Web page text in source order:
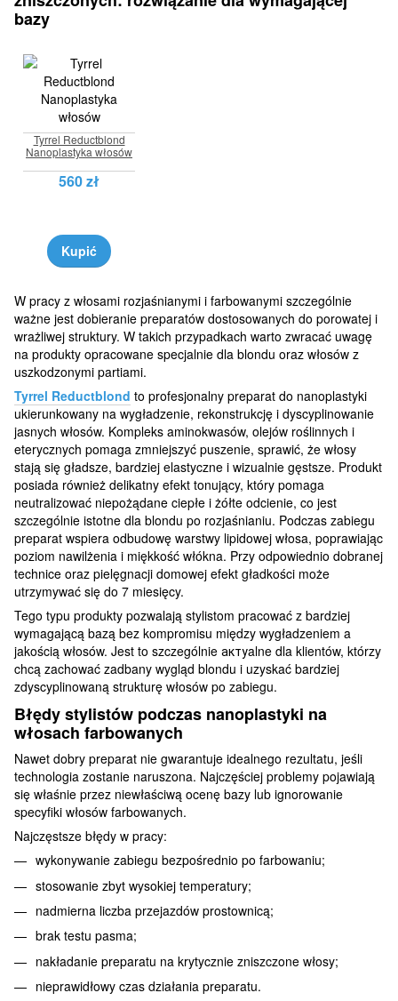
bazy
Tyrrel Reductblond
Nanoplastyka włosów
560 zł
Kupić
W pracy z włosami rozjaśnianymi i farbowanymi szczególnie
ważne jest dobieranie preparatów dostosowanych do porowatej i
wrażliwej struktury. W takich przypadkach warto zwracać uwagę
na produkty opracowane specjalnie dla blondu oraz włosów z
uszkodzonymi partiami.
Tyrrel Reductblond to profesjonalny preparat do nanoplastyki
ukierunkowany na wygładzenie, rekonstrukcję i dyscyplinowanie
jasnych włosów. Kompleks aminokwasów, olejów roślinnych i
eterycznych pomaga zmniejszyć puszenie, sprawić, że włosy
stają się gładsze, bardziej elastyczne i wizualnie gęstsze. Produkt
posiada również delikatny efekt tonujący, który pomaga
neutralizować niepożądane ciepłe i żółte odcienie, co jest
szczególnie istotne dla blondu po rozjaśnianiu. Podczas zabiegu
preparat wspiera odbudowę warstwy lipidowej włosa, poprawiając
poziom nawilżenia i miękkość włókna. Przy odpowiednio dobranej
technice oraz pielęgnacji domowej efekt gładkości może
utrzymywać się do 7 miesięcy.
Tego typu produkty pozwalają stylistom pracować z bardziej
wymagającą bazą bez kompromisu między wygładzeniem a
jakością włosów. Jest to szczególnie актуalne dla klientów, którzy
chcą zachować zadbany wygląd blondu i uzyskać bardziej
zdyscyplinowaną strukturę włosów po zabiegu.
Błędy stylistów podczas nanoplastyki na
włosach farbowanych
Nawet dobry preparat nie gwarantuje idealnego rezultatu, jeśli
technologia zostanie naruszona. Najczęściej problemy pojawiają
się właśnie przez niewłaściwą ocenę bazy lub ignorowanie
specyfiki włosów farbowanych.
Najczęstsze błędy w pracy:
wykonywanie zabiegu bezpośrednio po farbowaniu;
stosowanie zbyt wysokiej temperatury;
nadmierna liczba przejazdów prostownicą;
brak testu pasma;
nakładanie preparatu na krytycznie zniszczone włosy;
nieprawidłowy czas działania preparatu.